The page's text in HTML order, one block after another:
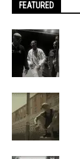
FEATURED